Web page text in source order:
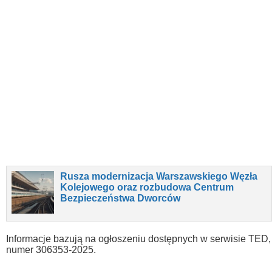
Rusza modernizacja Warszawskiego Węzła
Kolejowego oraz rozbudowa Centrum
Bezpieczeństwa Dworców
Informacje bazują na ogłoszeniu dostępnych w serwisie TED,
numer 306353-2025.